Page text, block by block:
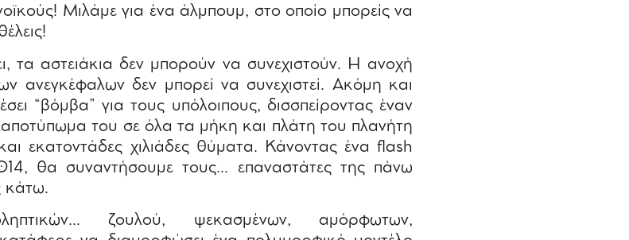
Μιλάμε για ένα άλμπουμ, στο οποίο μπορείς να
τα αστειάκια δεν μπορούν να συνεχιστούν. Η ανοχή
ανεγκέφαλων δεν μπορεί να συνεχιστεί. Ακόμη και
“βόμβα” για τους υπόλοιπους, δισσπείροντας έναν
αποτύπωμα του σε όλα τα μήκη και πλάτη του πλανήτη
εκατοντάδες χιλιάδες θύματα. Κάνοντας ένα flash
θα συναντήσουμε τους… επαναστάτες της πάνω
κάτω.
ζουλού, ψεκασμένων, αμόρφωτων,